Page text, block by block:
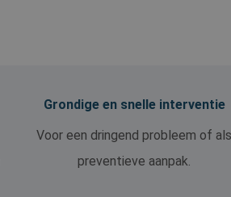
Grondige en snelle interventie
Voor een dringend probleem of als
preventieve aanpak.